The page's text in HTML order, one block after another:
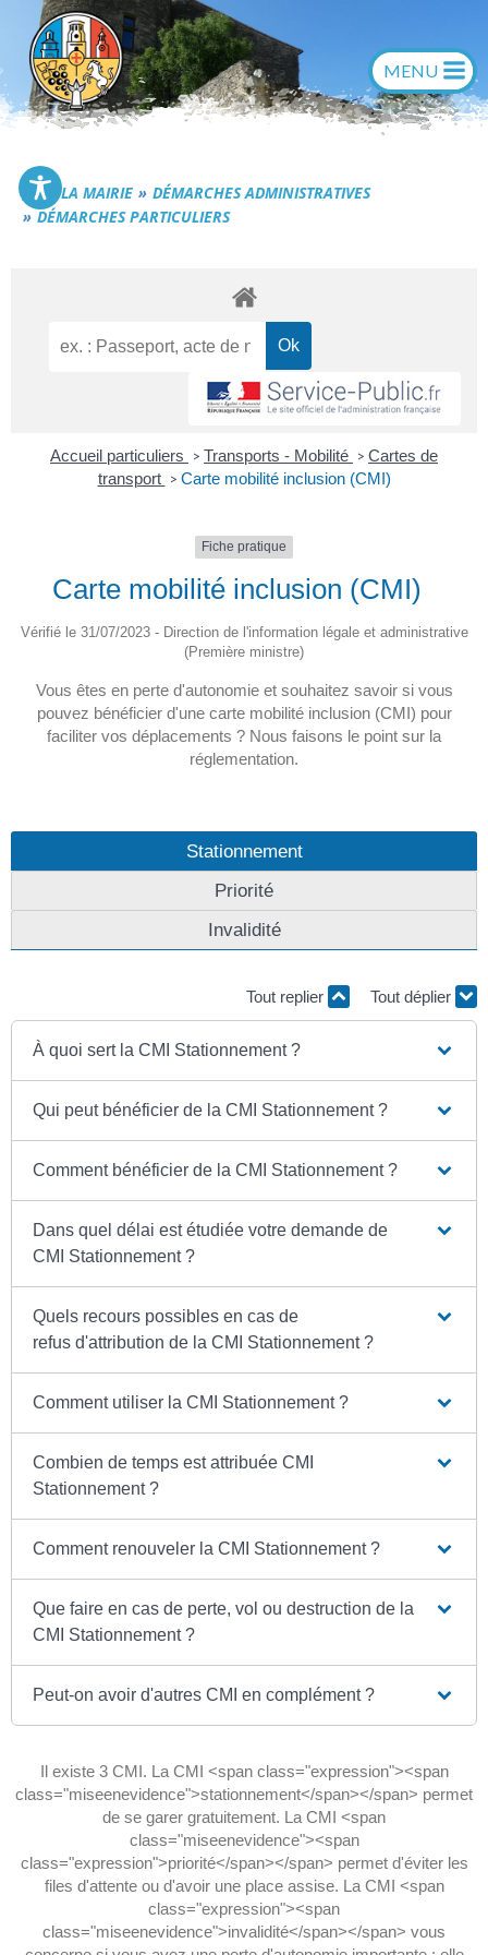
contenu
Commune de Générac
LA MAIRIE
DÉMARCHES ADMINISTRATIVES
DÉMARCHES PARTICULIERS
Accueil particuliers > Transports - Mobilité > Cartes de
transport > Carte mobilité inclusion (CMI)
Fiche pratique
Carte mobilité inclusion (CMI)
Vérifié le 31/07/2023 - Direction de l'information légale et administrative
(Première ministre)
Vous êtes en perte d'autonomie et souhaitez savoir si vous
pouvez bénéficier d'une carte mobilité inclusion (CMI) pour
faciliter vos déplacements ? Nous faisons le point sur la
réglementation.
Stationnement
Priorité
Invalidité
Tout replier Tout déplier
À quoi sert la CMI Stationnement ?
Qui peut bénéficier de la CMI Stationnement ?
Comment bénéficier de la CMI Stationnement ?
Dans quel délai est étudiée votre demande de
CMI Stationnement ?
Quels recours possibles en cas de
refus d'attribution de la CMI Stationnement ?
Comment utiliser la CMI Stationnement ?
Combien de temps est attribuée CMI
Stationnement ?
Comment renouveler la CMI Stationnement ?
Que faire en cas de perte, vol ou destruction de la
CMI Stationnement ?
Peut-on avoir d'autres CMI en complément ?
Il existe 3 CMI. La CMI <span class="expression"><span
class="miseenevidence">stationnement</span></span> permet
de se garer gratuitement. La CMI <span
class="miseenevidence"><span
class="expression">priorité</span></span> permet d'éviter les
files d'attente ou d'avoir une place assise. La CMI <span
class="expression"><span
class="miseenevidence">invalidité</span></span> vous